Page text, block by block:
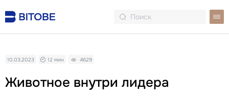
Животное внутри лидера
10.03.2023 12 мин 4629